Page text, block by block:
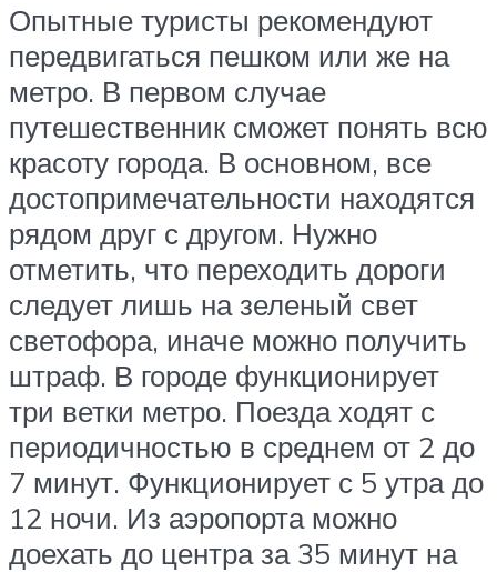
Опытные туристы рекомендуют
передвигаться пешком или же на
метро. В первом случае
путешественник сможет понять всю
красоту города. В основном, все
достопримечательности находятся
рядом друг с другом. Нужно
отметить, что переходить дороги
следует лишь на зеленый свет
светофора, иначе можно получить
штраф. В городе функционирует
три ветки метро. Поезда ходят с
периодичностью в среднем от 2 до
7 минут. Функционирует с 5 утра до
12 ночи. Из аэропорта можно
доехать до центра за 35 минут на